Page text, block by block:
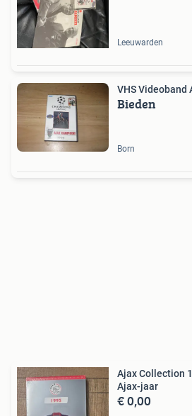
Leeuwarden
VHS Videoband
Bieden
Born
Ajax Collection
Ajax-jaar
€ 0,00